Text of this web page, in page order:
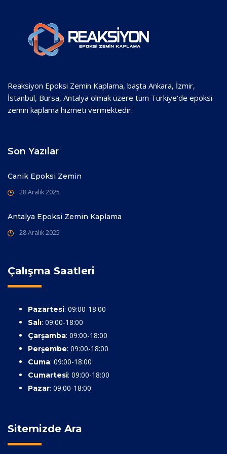
Reaksiyon Epoksi Zemin Kaplama, başta Ankara, İzmir,
İstanbul, Bursa, Antalya olmak üzere tüm Türkiye'de epoksi
zemin kaplama hizmeti vermektedir.
Son Yazılar
Canik Epoksi Zemin
28 Aralık 2025
Antalya Epoksi Zemin Kaplama
28 Aralık 2025
Çalışma Saatleri
Pazartesi: 09:00-18:00
Salı: 09:00-18:00
Çarşamba: 09:00-18:00
Perşembe: 09:00-18:00
Cuma: 09:00-18:00
Cumartesi: 09:00-18:00
Pazar: 09:00-18:00
Sitemizde Ara